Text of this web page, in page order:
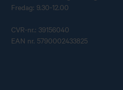
Fredag: 9.30-12.00
CVR-nr.: 39156040
EAN nr. 5790002433825